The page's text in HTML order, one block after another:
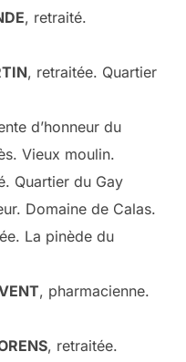
, retraité.
, retraitée. Quartier
d’honneur du
Vieux moulin.
Quartier du Gay
Domaine de Calas.
La pinède du
, pharmacienne.
, retraitée.